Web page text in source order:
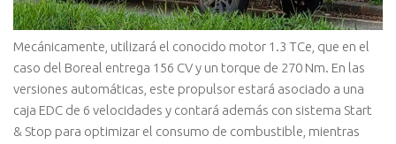
Mecánicamente, utilizará el conocido motor 1.3 TCe, que en el
caso del Boreal entrega 156 CV y un torque de 270 Nm. En las
versiones automáticas, este propulsor estará asociado a una
caja EDC de 6 velocidades y contará además con sistema Start
& Stop para optimizar el consumo de combustible, mientras